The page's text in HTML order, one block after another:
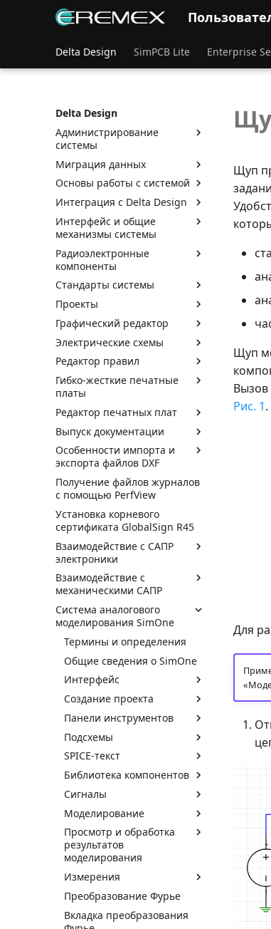
Delta Design SimPCB Lite Enterprise
Delta Design
Администрирование
системы
Миграция данных
Основы работы с системой
Интеграция с Delta Design
Интерфейс и общие
механизмы системы
Радиоэлектронные
компоненты
Стандарты системы
Проекты
Графический редактор
Электрические схемы
Редактор правил
Гибко-жесткие печатные
платы
Редактор печатных плат
Выпуск документации
Особенности импорта и
экспорта файлов DXF
Получение файлов журналов
с помощью PerfView
Установка корневого
сертификата GlobalSign R45
Взаимодействие с САПР
электроники
Взаимодействие с
механическими САПР
Система аналогового
моделирования SimOne
Термины и определения
Общие сведения о SimOne
Интерфейс
Создание проекта
Панели инструментов
Подсхемы
SPICE-текст
Библиотека компонентов
Сигналы
Моделирование
Просмотр и обработка
результатов
моделирования
Измерения
Преобразование Фурье
Вкладка преобразования
Щуп
Щуп
Вызов
Рис. 1.
Для